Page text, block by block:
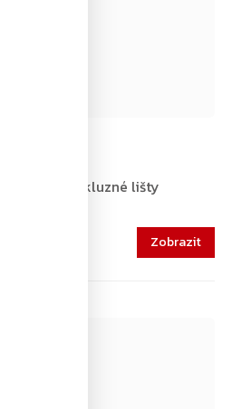
jezdec do kluzné lišty